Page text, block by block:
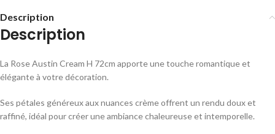
Description
Description
La Rose Austin Cream H 72cm apporte une touche romantique et
élégante à votre décoration.
Ses pétales généreux aux nuances crème offrent un rendu doux et
raffiné, idéal pour créer une ambiance chaleureuse et intemporelle.